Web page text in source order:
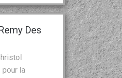
Des
pour la